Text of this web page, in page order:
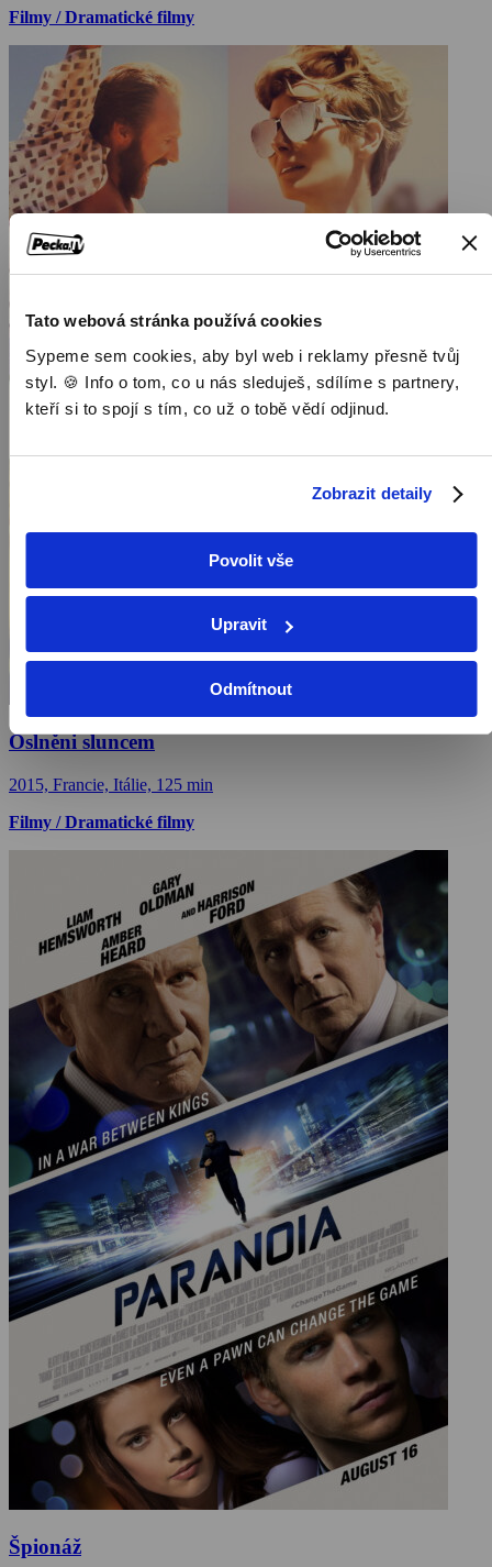
Tato webová stránka používá cookies
Sypeme sem cookies, aby byl web i reklamy přesně tvůj
styl. 🍪 Info o tom, co u nás sleduješ, sdílíme s partnery,
kteří si to spojí s tím, co už o tobě vědí odjinud.
Zobrazit detaily
Povolit vše
Upravit
Odmítnout
Filmy / Dramatické filmy
Oslněni sluncem
2015, Francie, Itálie, 125 min
Filmy / Dramatické filmy
Špionáž